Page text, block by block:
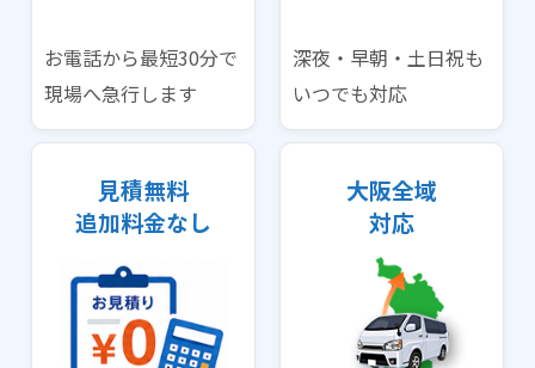
お電話から最短30分で
現場へ急行します
深夜・早朝・土日祝も
いつでも対応
見積無料
追加料金なし
大阪全域
対応